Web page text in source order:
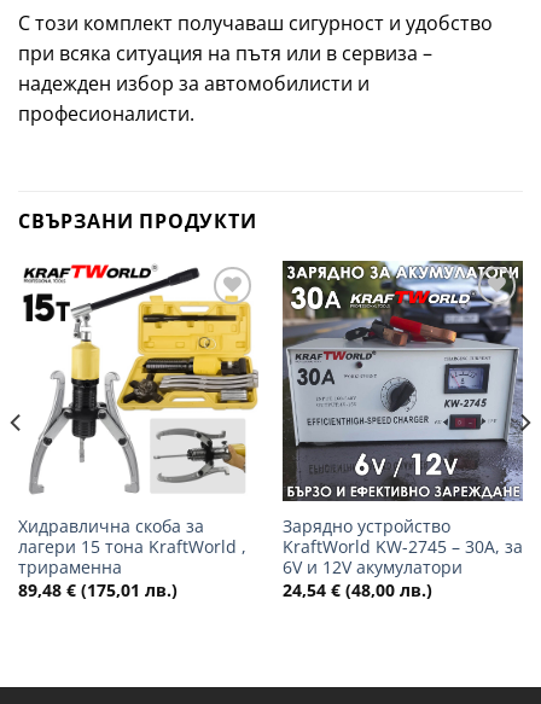
С този комплект получаваш сигурност и удобство
при всяка ситуация на пътя или в сервиза –
надежден избор за автомобилисти и
професионалисти.
СВЪРЗАНИ ПРОДУКТИ
Добави
в
желани
Хидравлична скоба за
лагери 15 тона KraftWorld ,
трираменна
89,48 € (175,01 лв.)
Добави
в
желани
Зарядно устройство
KraftWorld KW-2745 – 30A, за
6V и 12V акумулатори
24,54 € (48,00 лв.)